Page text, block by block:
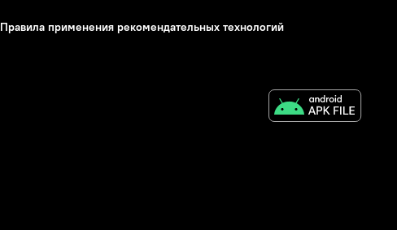
Правила применения рекомендательных технологий